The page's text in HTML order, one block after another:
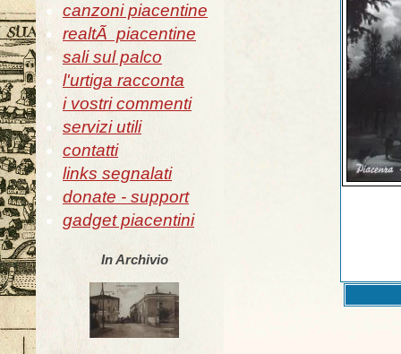
canzoni piacentine
realtÃ piacentine
sali sul palco
l'urtiga racconta
i vostri commenti
servizi utili
contatti
links segnalati
donate - support
gadget piacentini
In Archivio